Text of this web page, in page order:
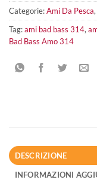
Categorie:Ami Da Pesca,
Tag:ami bad bass 314,
Bad Bass Amo 314
DESCRIZIONE
INFORMAZIONI